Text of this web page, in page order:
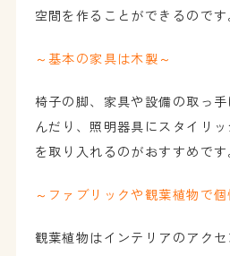
空間を作ることができるのです
～基本の家具は木製～
椅子の脚、家具や設備の取っ
んだり、照明器具にスタイリ
を取り入れるのがおすすめです
～ファブリックや観葉植物で
観葉植物はインテリアのアク